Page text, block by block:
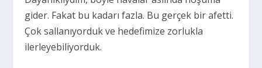
gider. Fakat bu kadarı fazla. Bu gerçek bir afetti.
Çok sallanıyorduk ve hedefimize zorlukla
ilerleyebiliyorduk.